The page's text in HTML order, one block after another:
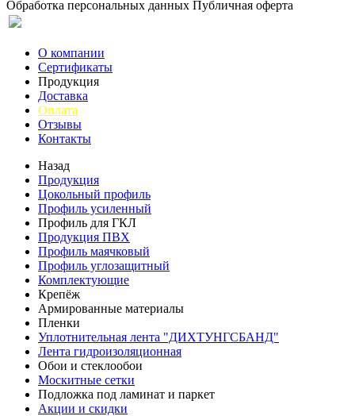
Обработка персональных данных Публичная оферта
О компании
Сертификаты
Продукция
Доставка
Оплата
Отзывы
Контакты
Назад
Продукция
Цокольный профиль
Профиль усиленный
Профиль для ГКЛ
Продукция ПВХ
Профиль маячковый
Профиль углозащитный
Комплектующие
Крепёж
Армированные материалы
Пленки
Уплотнительная лента "ДИХТУНГСБАНД"
Лента гидроизоляционная
Обои и стеклообои
Москитные сетки
Подложка под ламинат и паркет
Акции и скидки